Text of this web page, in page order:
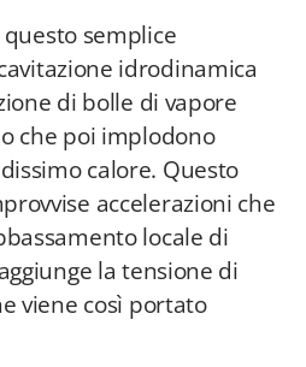
semplice
idrodinamica
di bolle di vapore
che poi implodono
calore. Questo
accelerazioni che
locale di
la tensione di
viene così portato